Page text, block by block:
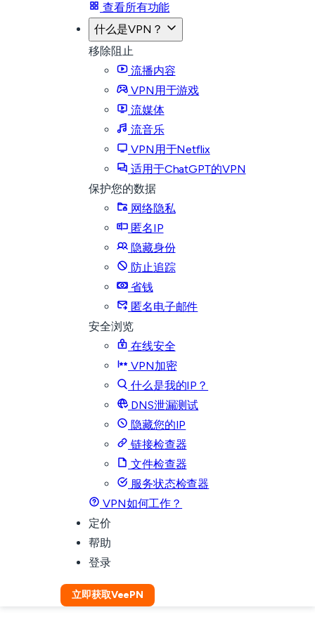
查看所有功能
什么是VPN？
移除阻止
流播内容
VPN用于游戏
流媒体
流音乐
VPN用于Netflix
适用于ChatGPT的VPN
保护您的数据
网络隐私
匿名IP
隐藏身份
防止追踪
省钱
匿名电子邮件
安全浏览
在线安全
VPN加密
什么是我的IP？
DNS泄漏测试
隐藏您的IP
链接检查器
文件检查器
服务状态检查器
VPN如何工作？
定价
帮助
登录
立即获取VeePN